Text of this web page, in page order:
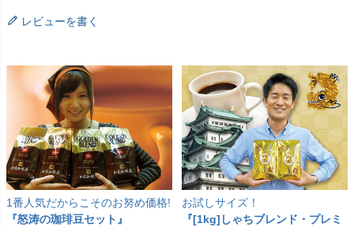
レビューを書く
1番人気だからこそのお努め価格!
『怒涛の珈琲豆セット』
お試しサイズ！
『[1kg]しゃちブレンド・プレミ